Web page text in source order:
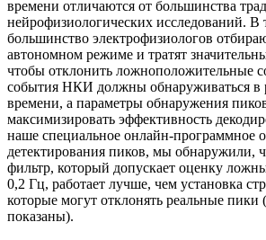
времени отличаются от большинства
нейрофизиологических исследований. В
большинство электрофизиологов
автономном режиме и тратят
чтобы отклонить ложноположительные
события НКИ должны обнаруживаться в
времени, а параметры обнаружения
максимизировать эффективность
наше специальное онлайн-программное
детектирования пиков, мы обнаружили,
фильтр, который допускает оценку
0,2 Гц, работает лучше, чем установка
которые могут отклонять реальные пики
показаны).